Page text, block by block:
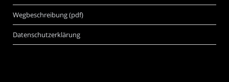
Wegbeschreibung (pdf)
Datenschutzerklärung